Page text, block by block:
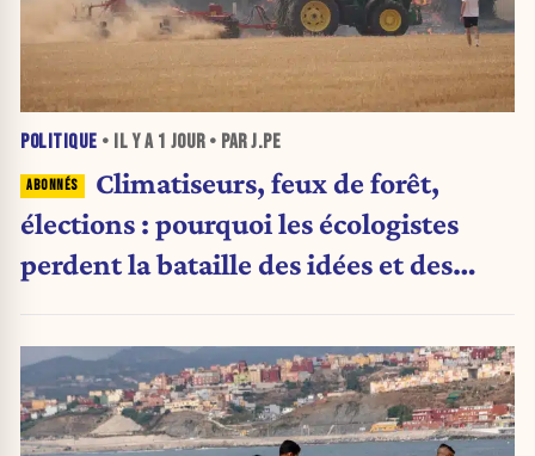
POLITIQUE • IL Y A 1 JOUR• PAR J.PE
Climatiseurs, feux de forêt,
élections : pourquoi les écologistes
perdent la bataille des idées et des